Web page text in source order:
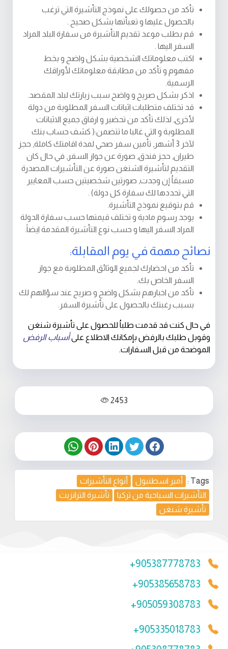
تأكد من حصولك على نموذج التأشيرة التي ترغب
بالحصول عليها و تعبأتها بشكل صحيح .
قم بطلب موعد تقديم التأشيرة من سفارة البلد المراد
السفر اليها .
اكتب معلوماتك الشخصية بشكل واضح و بخط
مفهوم و تأكد من مطابقة معلوماتك لأوراقك
الرسمية.
اذكر بشكل صريح و واضح سبب زيارتك لبلد المقصد.
قد تختلف متطلبات اثباتات السفر المطلوبة من دولة
لأخرى, لذلك تأكد من تحضير و ارفاق جميع الاثباتات
المطلوبة و التي غالبا ما تتضمن:( كشف حساب بنك
لآخر 3 أشهر, تأمين سفر صحي لمدة اقامتك كاملة, حجز
طيران, حجز فندق, صورة عن جواز السفر, في حال كان
التقديم لتأشيرة الشنغن صورة عن التأشيرات المصدرة
مسبقاُ إن وجدت, صورتين شخصيتين حسب المعايير
التي تحددها لك سفارة كل دولة) .
قم بتوقيع نموذج التأشيرة.
يوجد رسوم مادية و تختلف قيمتها حسب سفارة الدولة
المراد السفر اليها و حسب نوع التأشيرة المقدمة ايضاً.
نصائح مهمة في يوم المقابلة:
تأكد من احضارك لجميع الوثائق المطلوبة مع جواز
السفر الخاص بك.
تأكد من اخبارهم بشكل واضح و صريح عند سؤالهم لك
بسبب رغبتك بالحصول على تأشيرة السفر.
في حال كنت قد قدمت طلباُ للحصول على تأشيرة شنغن
وقوبل طلبك بالرفض بإمكانك الاطلاع علىأسباب الرفض
الموضحة من قبل السفارات.
2453
Tags : أمير اسطنبول
أنواع التأشيرات
التأشيرات السياحية من تركيا
تأشيرة الترانزيت
تأشيرة شنغن
+905387778783
+905385658783
+905059308783
+905335018783